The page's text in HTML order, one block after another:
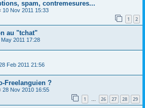
spam, contremesures...
10 Nov 2011 15:33
1 2
au "tchat"
May 2011 17:28
Feb 2011 21:56
Freelanguien ?
28 Nov 2010 16:55
1 … 26 27 28 29